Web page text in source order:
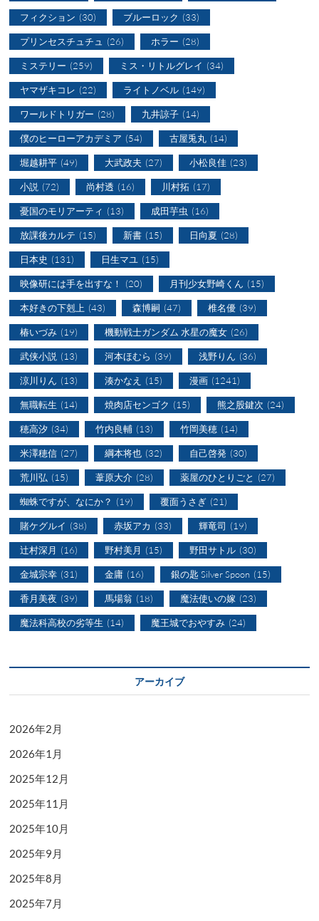
フィクション (30) ブルーロック (33)
プリンセスチュチュ (26) ホラー (28)
ミステリー (259) ミス・リトルグレイ (34)
ヤマザキコレ (22) ライトノベル (149)
ワールドトリガー (28) 九井諒子 (14)
僕のヒーローアカデミア (54) 古屋兎丸 (14)
堀越耕平 (49) 大武政夫 (27) 小松良佳 (23)
小説 (72) 尚村透 (16) 川村拓 (17)
憂国のモリアーティ (13) 成田芋虫 (16)
放課後カルテ (15) 新書 (15) 日向夏 (28)
日本史 (131) 日生マユ (15)
映像研には手を出すな！ (20) 月刊少女野崎くん (15)
本好きの下剋上 (43) 森博嗣 (47) 椎名優 (39)
椿いづみ (19) 機動戦士ガンダム 水星の魔女 (26)
武侠小説 (13) 河本ほむら (39) 浅野りん (36)
涼川りん (13) 湊かなえ (15) 漫画 (1241)
無職転生 (14) 焼肉店センゴク (15) 熊之股鍵次 (24)
穂高汐 (34) 竹内良輔 (13) 竹岡美穂 (14)
米澤穂信 (27) 綱本将也 (32) 自己啓発 (30)
荒川弘 (15) 葦原大介 (28) 薬屋のひとりごと (27)
蜘蛛ですが、なにか？ (19) 覆面うさぎ (21)
賭ケグルイ (38) 赤坂アカ (33) 輝竜司 (19)
辻村深月 (16) 野村美月 (15) 野田サトル (30)
金城宗幸 (31) 金庸 (16) 銀の匙 Silver Spoon (15)
香月美夜 (39) 馬場翁 (18) 魔法使いの嫁 (23)
魔法科高校の劣等生 (14) 魔王城でおやすみ (24)
アーカイブ
2026年2月
2026年1月
2025年12月
2025年11月
2025年10月
2025年9月
2025年8月
2025年7月